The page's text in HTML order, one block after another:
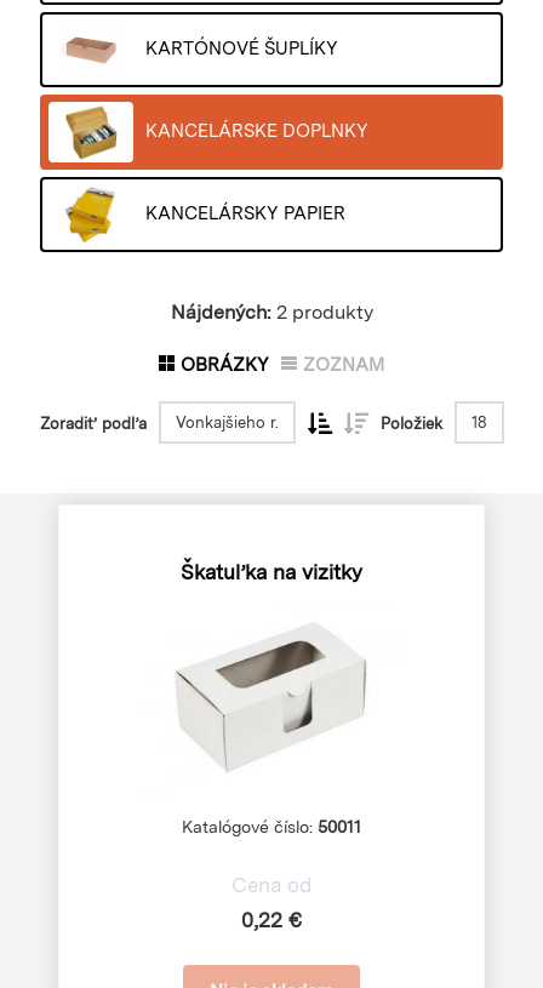
KARTÓNOVÉ ŠUPLÍKY
KANCELÁRSKE DOPLNKY
KANCELÁRSKY PAPIER
Nájdených:2 produkty
OBRÁZKY ZOZNAM
Zoradiť podľa Vonkajšieho r. Položiek 18
Škatuľka na vizitky
Katalógové číslo: 50011
Cena od
0,22 €